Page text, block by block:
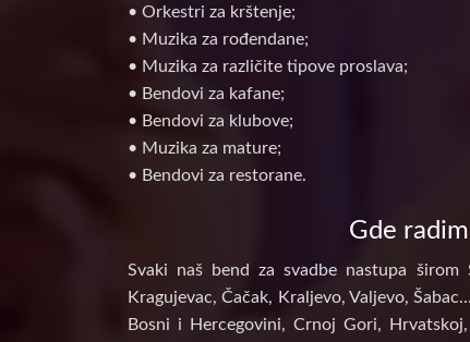
• Orkestri za krštenje;
• Muzika za rođendane;
• Muzika za različite tipove proslava;
• Bendovi za kafane;
• Bendovi za klubove;
• Muzika za mature;
• Bendovi za restorane.
Gde
Svaki naš bend za svadbe nastupa širom
Kragujevac, Čačak, Kraljevo, Valjevo,
Bosni i Hercegovini, Crnoj Gori,